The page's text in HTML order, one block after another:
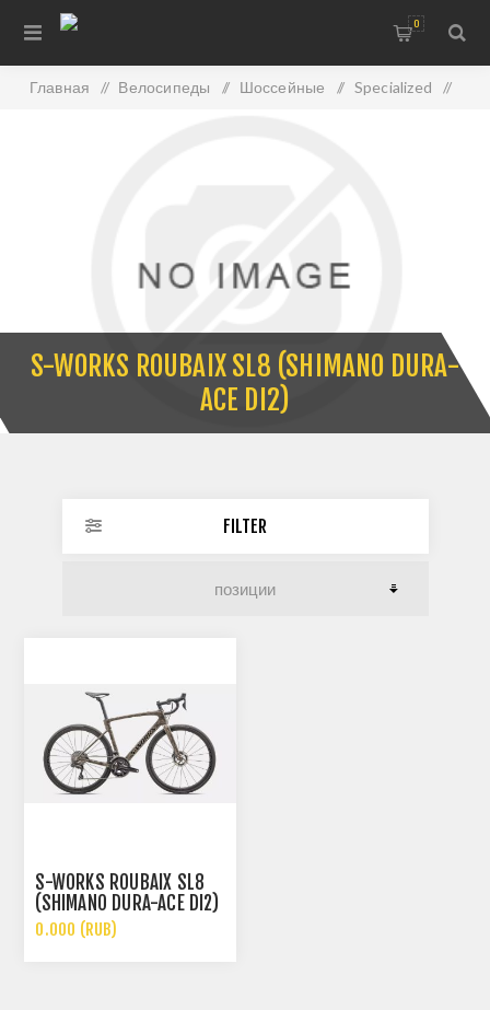
0
Главная / Велосипеды / Шоссейные / Specialized /
S-WORKS ROUBAIX SL8 (SHIMANO DURA-
ACE DI2)
FILTER
S-WORKS ROUBAIX SL8
(SHIMANO DURA-ACE DI2)
0.000 (RUB)